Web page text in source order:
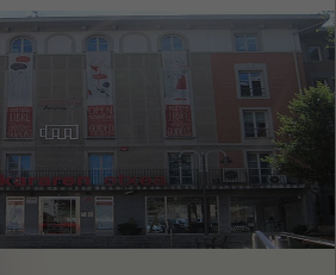
08:00 31 Dic 2035
Vie.
Organiza / Publica: